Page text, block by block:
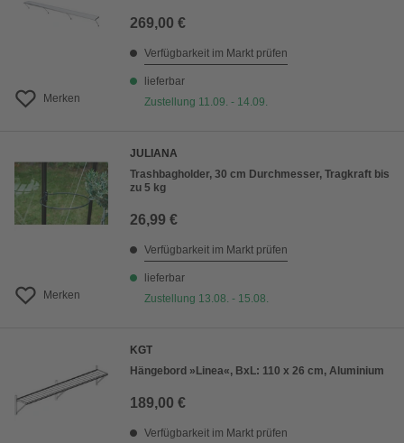
Merken
269,00 €
Verfügbarkeit im Markt prüfen
lieferbar
Zustellung 11.09. - 14.09.
Merken
JULIANA
Trashbagholder, 30 cm Durchmesser, Tragkraft bis
zu 5 kg
26,99 €
Verfügbarkeit im Markt prüfen
lieferbar
Zustellung 13.08. - 15.08.
KGT
Hängebord »Linea«, BxL: 110 x 26 cm, Aluminium
189,00 €
Verfügbarkeit im Markt prüfen